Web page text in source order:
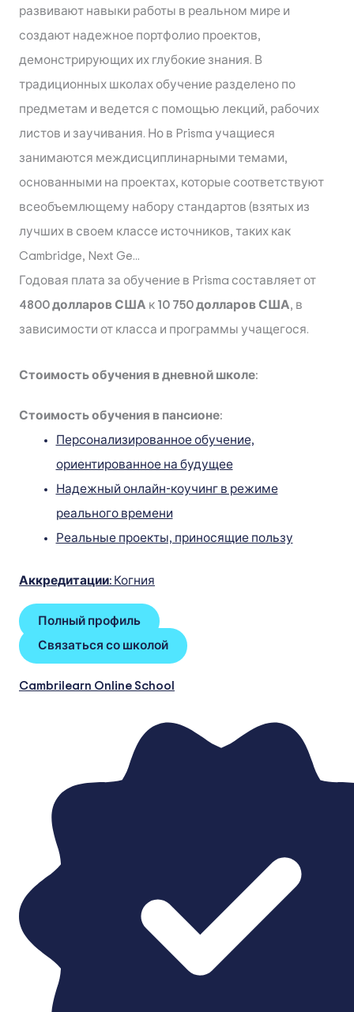
развивают навыки работы в реальном мире и
создают надежное портфолио проектов,
демонстрирующих их глубокие знания. В
традиционных школах обучение разделено по
предметам и ведется с помощью лекций, рабочих
листов и заучивания. Но в Prisma учащиеся
занимаются междисциплинарными темами,
основанными на проектах, которые соответствуют
всеобъемлющему набору стандартов (взятых из
лучших в своем классе источников, таких как
Cambridge, Next Ge...
Годовая плата за обучение в Prisma составляет от
4800 долларов США к 10 750 долларов США, в
зависимости от класса и программы учащегося.
Стоимость обучения в дневной школе:
Стоимость обучения в пансионе:
Персонализированное обучение,
ориентированное на будущее
Надежный онлайн-коучинг в режиме
реального времени
Реальные проекты, приносящие пользу
Аккредитации: Когния
Полный профиль
Связаться со школой
Cambrilearn Online School